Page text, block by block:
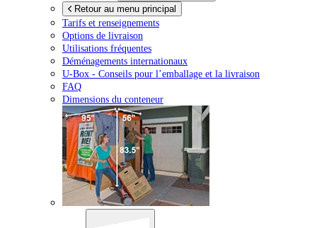
Retour au menu principal
Tarifs et renseignements
Options de livraison
Utilisations fréquentes
Déménagements internationaux
U-Box - Conseils pour l’emballage et la livraison
FAQ
Dimensions du conteneur